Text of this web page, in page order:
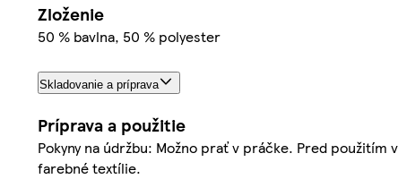
Zloženie
50 % bavlna, 50 % polyester
Skladovanie a príprava
Príprava a použitie
Pokyny na údržbu: Možno prať v práčke. Pred
farebné textílie.